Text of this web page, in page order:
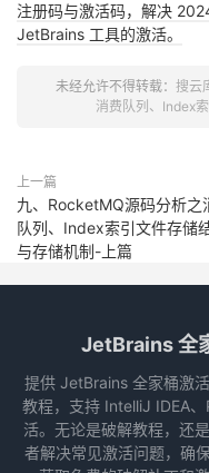
注册码与激活码，解决
JetBrains 工具的激活。
未经允许不得转载： 搜云
消费队列、Index
上一篇
九、RocketMQ源码分析之
队列、Index索引文件存储
与存储机制-上篇
JetBrains 全
提供 JetBrains 全家桶激
教程，支持 IntelliJ IDEA
活。无论是破解教程，还
者解决常见激活问题，确